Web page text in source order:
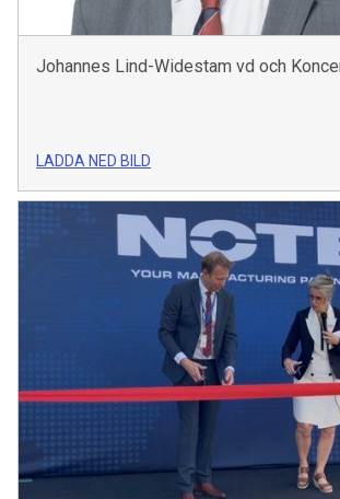
Johannes Lind-Widestam vd och
LADDA NED BILD